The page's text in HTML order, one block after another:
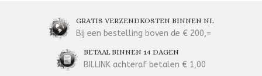
GRATIS VERZENDKOSTEN BINNEN NL
Bij een bestelling boven de € 200,=
BETAAL BINNEN 14 DAGEN
BILLINK achteraf betalen € 1,00